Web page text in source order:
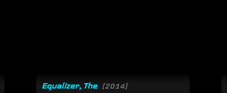
Equalizer, The [2014]